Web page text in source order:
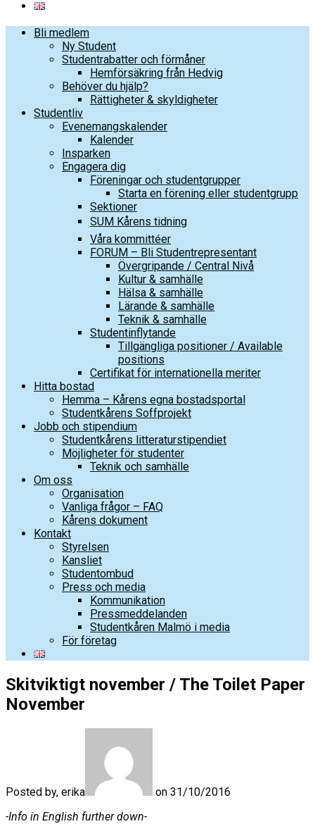
Bli medlem
Ny Student
Studentrabatter och förmåner
Hemförsäkring från Hedvig
Behöver du hjälp?
Rättigheter & skyldigheter
Studentliv
Evenemangskalender
Kalender
Insparken
Engagera dig
Föreningar och studentgrupper
Starta en förening eller studentgrupp
Sektioner
SUM Kårens tidning
Våra kommittéer
FORUM – Bli Studentrepresentant
Övergripande / Central Nivå
Kultur & samhälle
Hälsa & samhälle
Lärande & samhälle
Teknik & samhälle
Studentinflytande
Tillgängliga positioner / Available
positions
Certifikat för internationella meriter
Hitta bostad
Hemma – Kårens egna bostadsportal
Studentkårens Soffprojekt
Jobb och stipendium
Studentkårens litteraturstipendiet
Möjligheter för studenter
Teknik och samhälle
Om oss
Organisation
Vanliga frågor – FAQ
Kårens dokument
Kontakt
Styrelsen
Kansliet
Studentombud
Press och media
Kommunikation
Pressmeddelanden
Studentkåren Malmö i media
För företag
Skitviktigt november / The Toilet Paper
November
Posted by, erika
on 31/10/2016
-Info in English further down-